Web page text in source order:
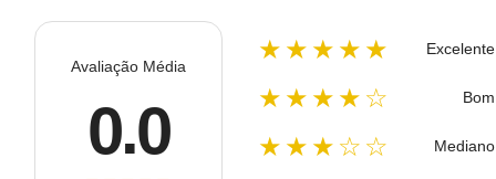
Avaliação Média
0.0
★★★★★ Excelente
★★★★☆ Bom
★★★☆☆ Mediano